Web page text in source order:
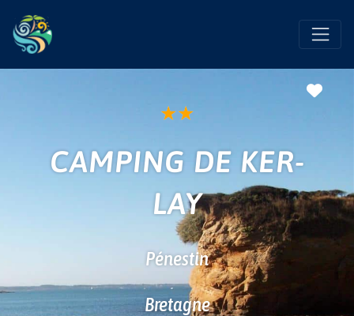
★★
CAMPING DE KER-
LAY
Pénestin
Bretagne